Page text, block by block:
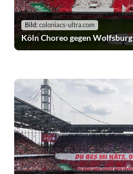
Bild: coloniacs-ultra.com
Köln Choreo gegen Wolfsburg